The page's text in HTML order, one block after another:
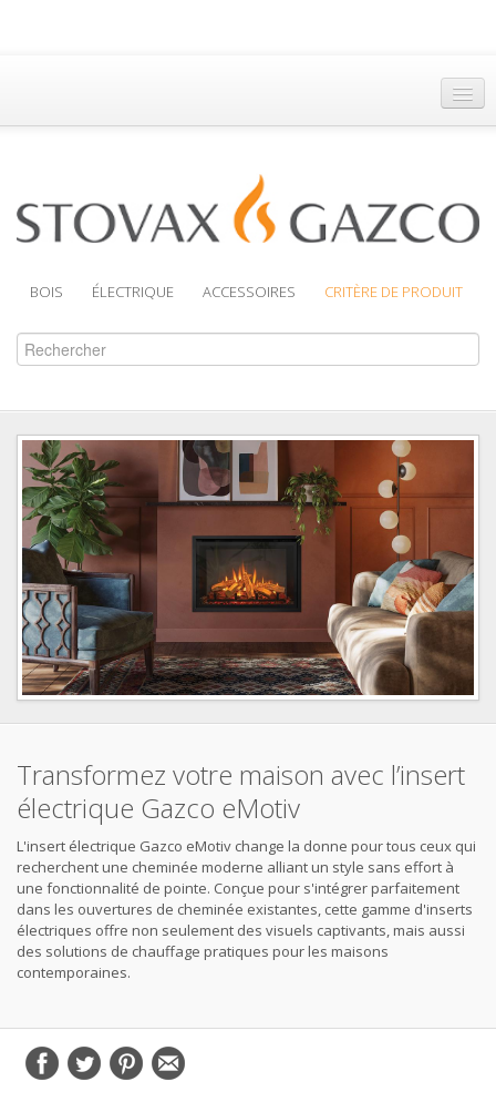
Accueil
Brochures
BOIS ÉLECTRIQUE ACCESSOIRES CRITÈRE DE PRODUIT
Transformez votre maison avec l’insert
électrique Gazco eMotiv
L'insert électrique Gazco eMotiv change la donne pour tous ceux qui
recherchent une cheminée moderne alliant un style sans effort à
une fonctionnalité de pointe. Conçue pour s'intégrer parfaitement
dans les ouvertures de cheminée existantes, cette gamme d'inserts
électriques offre non seulement des visuels captivants, mais aussi
des solutions de chauffage pratiques pour les maisons
contemporaines.